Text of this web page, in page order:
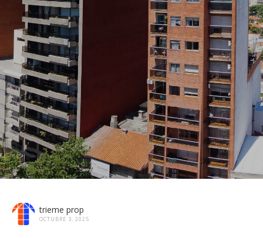
trieme prop
OCTUBRE 3, 2025